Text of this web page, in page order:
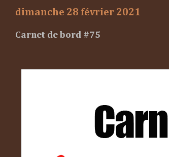
dimanche 28 février 2021
Carnet de bord #75